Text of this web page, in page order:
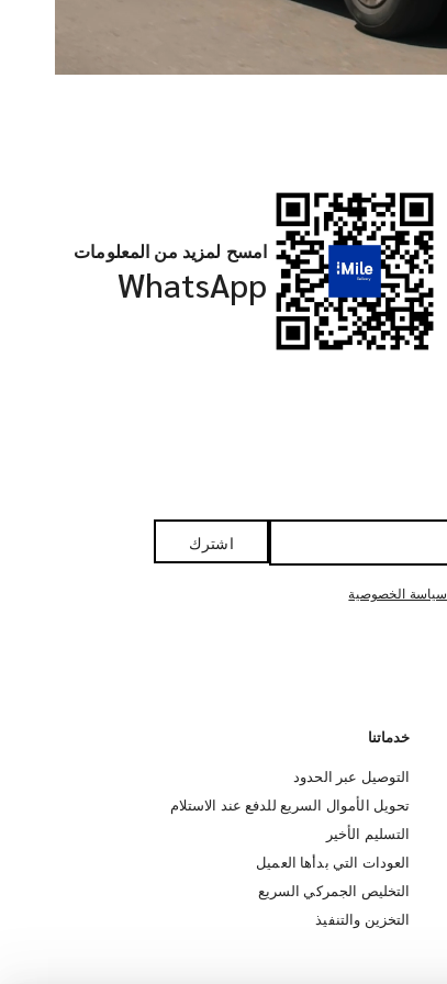
امسح لمزيد من المعلومات
WhatsApp
اشترك
سياسة الخصوصية
خدماتنا
التوصيل عبر الحدود
تحويل الأموال السريع للدفع عند الاستلام
التسليم الأخير
العودات التي بدأها العميل
التخليص الجمركي السريع
التخزين والتنفيذ